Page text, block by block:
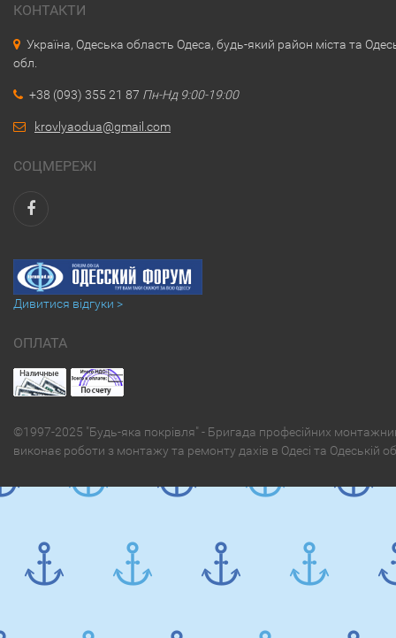
КОНТАКТИ
Україна, Одеська область Одеса, будь-який район міста та
обл.
+38 (093) 355 21 87 Пн-Нд 9:00-19:00
krovlyaodua@gmail.com
СОЦМЕРЕЖІ
Дивитися відгуки >
ОПЛАТА
©1997-2025 "Будь-яка покрівля" - Бригада професійних
виконає роботи з монтажу та ремонту дахів в Одесі та Одеській